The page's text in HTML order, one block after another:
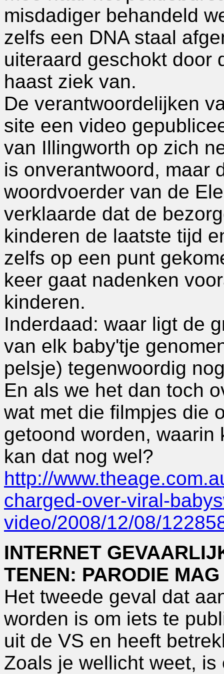
misdadiger behandeld
zelfs een DNA staal
uiteraard geschokt door
haast ziek van.
De verantwoordelijken
site een video
van Illingworth op zich
is onverantwoord, maar
woordvoerder van de
verklaarde dat de
kinderen de laatste tijd
zelfs op een punt
keer gaat nadenken
kinderen.
Inderdaad: waar ligt de
van elk baby'tje
pelsje) tegenwoordig
En als we het dan toch
wat met die filmpjes die
getoond worden,
kan dat nog wel?
http://
charged-over-viral-
video/2008/12/08/
INTERNET
TENEN: PARODIE
Het tweede geval dat
worden is om iets te
uit de VS en heeft
Zoals je wellicht weet,